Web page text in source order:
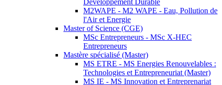
Développement Durable
M2WAPE - M2 WAPE - Eau, Pollution de
l'Air et Energie
Master of Science (CGE)
MSc Entrepreneurs - MSc X-HEC
Entrepreneurs
Mastère spécialisé (Master)
MS ETRE - MS Energies Renouvelables :
Technologies et Entrepreneuriat (Master)
MS IE - MS Innovation et Entreprenariat